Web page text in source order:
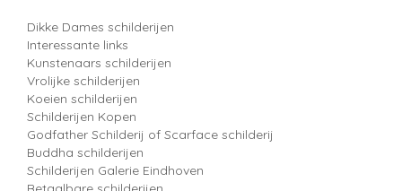
Dikke Dames schilderijen
Interessante links
Kunstenaars schilderijen
Vrolijke schilderijen
Koeien schilderijen
Schilderijen Kopen
Godfather Schilderij of Scarface schilderij
Buddha schilderijen
Schilderijen Galerie Eindhoven